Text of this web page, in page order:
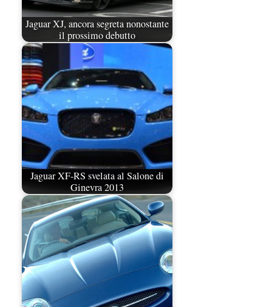
Jaguar XJ, ancora segreta nonostante
il prossimo debutto
Jaguar XF-RS svelata al Salone di
Ginevra 2013